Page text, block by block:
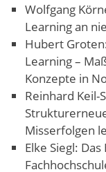
Wolfgang
Learning an
Hubert
Learning –
Konzepte in
Reinhard Keil-
Misserfolgen
Elke Siegl: